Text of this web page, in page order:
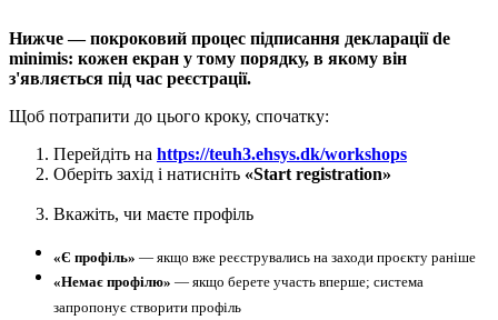
Нижче — покроковий процес підписання декларації de
minimis: кожен екран у тому порядку, в якому він
з'являється під час реєстрації.
Щоб потрапити до цього кроку, спочатку:
Перейдіть на https://teuh3.ehsys.dk/workshops
Оберіть захід і натисніть «Start registration»
Вкажіть, чи маєте профіль
«Є профіль» — якщо вже реєструвались на заходи проєкту раніше
«Немає профілю» — якщо берете участь вперше; система
запропонує створити профіль